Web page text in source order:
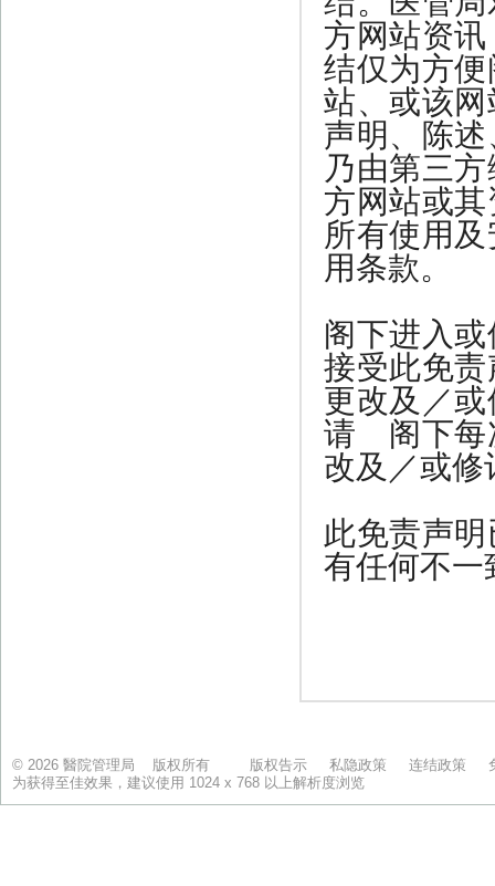
© 2026 醫院管理局 版权所有 版权告示 私隐政策 连结政策
为获得至佳效果，建议使用 1024 x 768 以上解析度浏览